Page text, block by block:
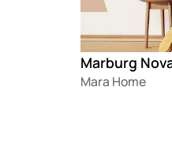
Marburg
Mara Home